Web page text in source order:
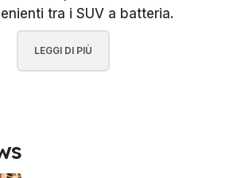
tra i SUV a batteria.
LEGGI DI PIÙ